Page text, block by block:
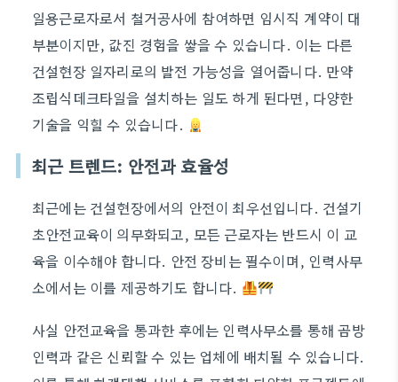
일용근로자로서 철거공사에 참여하면 임시직 계약이 대
부분이지만, 값진 경험을 쌓을 수 있습니다. 이는 다른
건설현장 일자리로의 발전 가능성을 열어줍니다. 만약
조립식데크타일을 설치하는 일도 하게 된다면, 다양한
기술을 익힐 수 있습니다.
최근 트렌드: 안전과 효율성
최근에는 건설현장에서의 안전이 최우선입니다. 건설기
초안전교육이 의무화되고, 모든 근로자는 반드시 이 교
육을 이수해야 합니다. 안전 장비는 필수이며, 인력사무
소에서는 이를 제공하기도 합니다.
사실 안전교육을 통과한 후에는 인력사무소를 통해 곰방
인력과 같은 신뢰할 수 있는 업체에 배치될 수 있습니다.